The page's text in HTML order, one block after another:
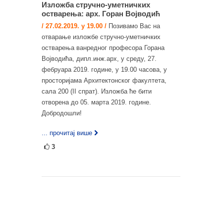
Изложба стручно-уметничких
остварења: арх. Горан Војводић
/ 27.02.2019. у 19.00 / Позивамо Вас на
отварање изложбе стручно-уметничких
остварења ванредног професора Горана
Војводића, дипл.инж.арх, у среду, 27.
фебруара 2019. године, у 19.00 часова, у
просторијама Архитектонског факултета,
сала 200 (II спрат). Изложба ће бити
отворена до 05. марта 2019. године.
Добродошли!
... прочитај више
3